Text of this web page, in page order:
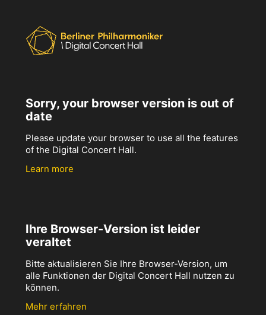
Sorry, your browser version is out of
date
Please update your browser to use all the features
of the Digital Concert Hall.
Learn more
Ihre Browser-Version ist leider
veraltet
Bitte aktualisieren Sie Ihre Browser-Version, um
alle Funktionen der Digital Concert Hall nutzen zu
können.
Mehr erfahren